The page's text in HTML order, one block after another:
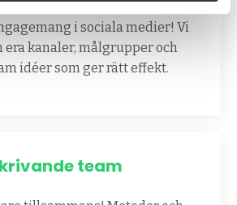
i sociala medier! Vi
era kanaler, målgrupper och
idéer som ger rätt effekt.
team